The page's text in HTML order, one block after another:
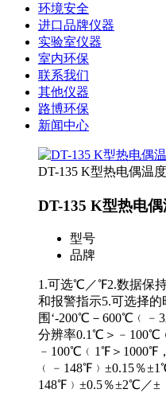
环境安全
进口品牌仪器
实验室仪器
室内环保
联系我们
其他仪器
路博环保
新闻中心
DT-135 K型热电偶温
DT-135 K型热电
型号
品牌
1.可选℃／℉2.数据保
和报警指示5.可选择
围‘-200℃－
分辨率0.1℃＞
﹣100℃﹙1℉＞1000℉
﹙﹣148℉﹚±0.15％
148℉﹚±0.5％±2℃／±